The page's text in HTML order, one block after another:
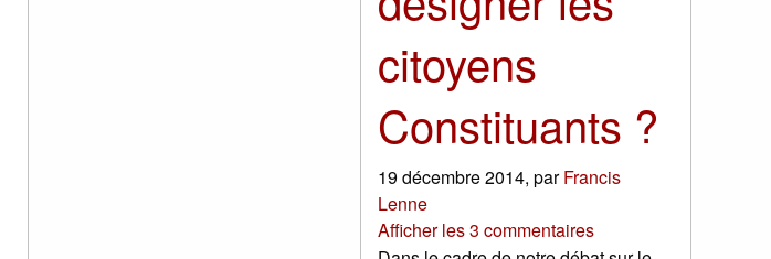
citoyens
Constituants ?
19 décembre 2014, parFrancis
Lenne
Afficher les 3 commentaires